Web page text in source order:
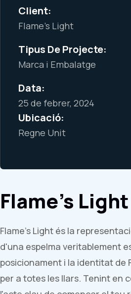
Client:
Flame's Light
Tipus De Projecte:
Marca i Embalatge
Data:
25 de febrer, 2024
Ubicació:
Regne Unit
Flame's
Flame's Light és la
d'una espelma veritablement
posicionament i la identitat de
per a totes les llars. Tenint en